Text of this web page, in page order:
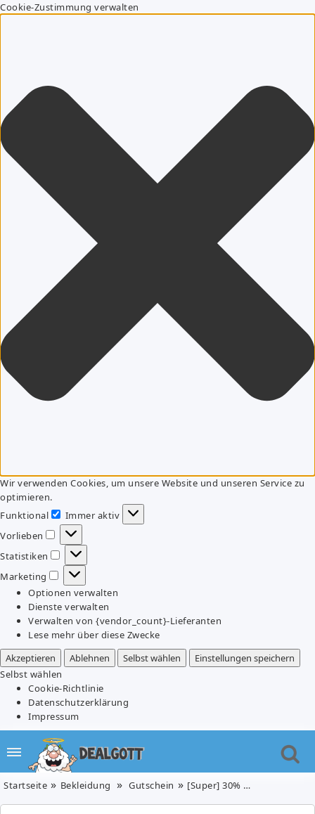
Cookie-Zustimmung verwalten
Wir verwenden Cookies, um unsere Website und unseren Service zu
optimieren.
Funktional
Funktional
Immer aktiv
Vorlieben
Vorlieben
Statistiken
Statistiken
Marketing
Marketing
Optionen verwalten
Dienste verwalten
Verwalten von {vendor_count}-Lieferanten
Lese mehr über diese Zwecke
Akzeptieren
Ablehnen Selbst wählen
Einstellungen speichern
Selbst wählen
Cookie-Richtlinie
Datenschutzerklärung
Impressum
Startseite Bekleidung Gutschein [Super] 30% Rabatt auf alle Artikel bei Levis + kostenloser Versand